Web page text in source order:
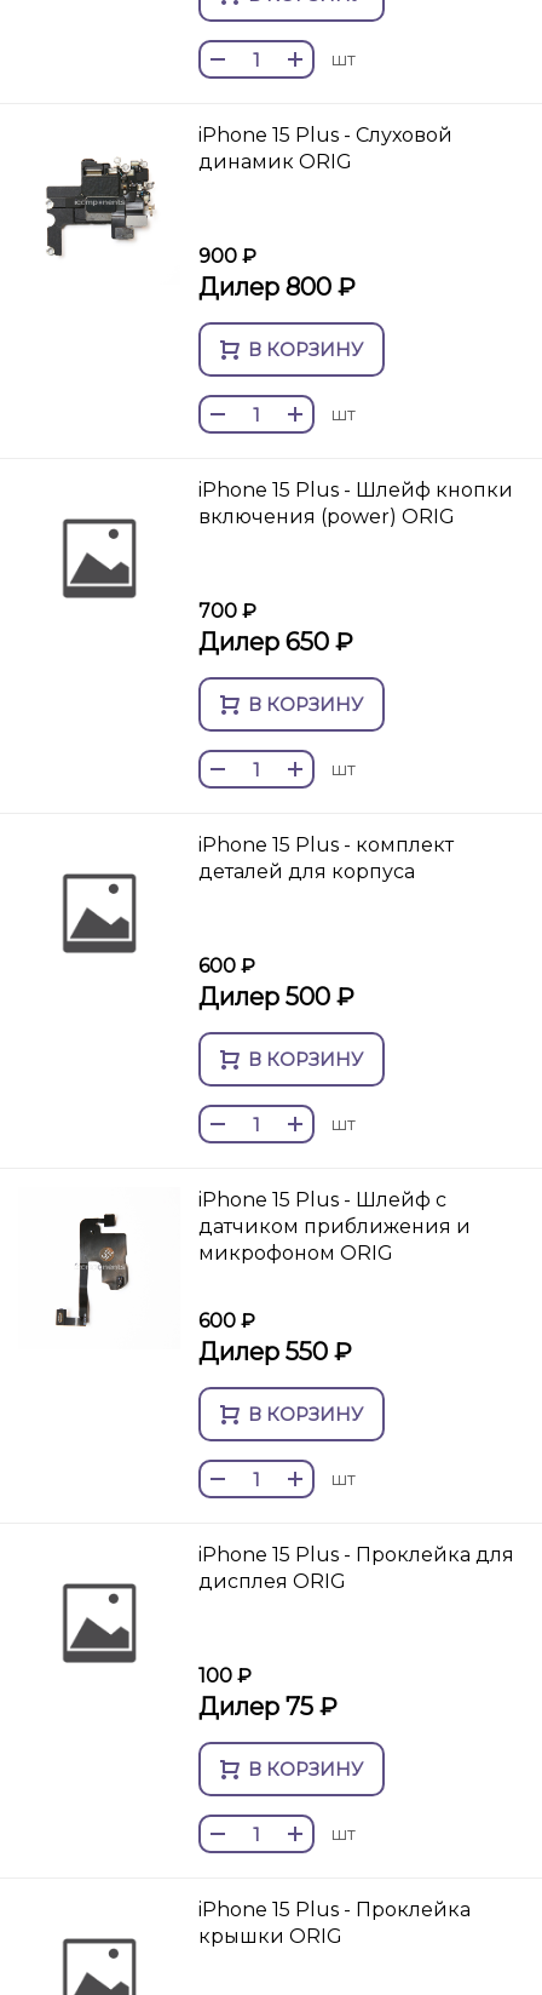
шт
iPhone 15 Plus - Слуховой
динамик ORIG
900 ₽
Дилер 800 ₽
В КОРЗИНУ
шт
iPhone 15 Plus - Шлейф кнопки
включения (power) ORIG
700 ₽
Дилер 650 ₽
В КОРЗИНУ
шт
iPhone 15 Plus - комплект
деталей для корпуса
600 ₽
Дилер 500 ₽
В КОРЗИНУ
шт
iPhone 15 Plus - Шлейф с
датчиком приближения и
микрофоном ORIG
600 ₽
Дилер 550 ₽
В КОРЗИНУ
шт
iPhone 15 Plus - Проклейка для
дисплея ORIG
100 ₽
Дилер 75 ₽
В КОРЗИНУ
шт
iPhone 15 Plus - Проклейка
крышки ORIG